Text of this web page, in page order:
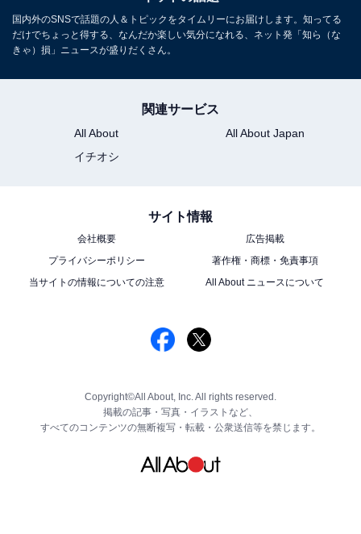
国内外のSNSで話題の人＆トピックをタイムリーにお届けします。知ってる
だけでちょっと得する、なんだか楽しい気分になれる、ネット発「知ら（な
きゃ）損」ニュースが盛りだくさん。
関連サービス
All About
All About Japan
イチオシ
サイト情報
会社概要
広告掲載
プライバシーポリシー
著作権・商標・免責事項
当サイトの情報についての注意
All About ニュースについて
Copyright©All About, Inc. All rights reserved.
掲載の記事・写真・イラストなど、
すべてのコンテンツの無断複写・転載・公衆送信等を禁じます。